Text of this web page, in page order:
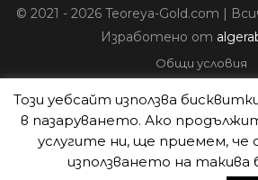
© 2021 - 2026 Teoreya-Gold.com |
Изработено от
Общи условия
Политика за лични
Плащане
Доставка
Политика на
Този уебсайт използва
в пазаруването. Ако
услугите ни, ще приемем, че
използването на такива